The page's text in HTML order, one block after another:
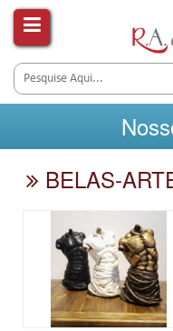
BELAS-